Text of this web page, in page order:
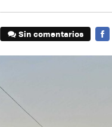
Sin comentarios